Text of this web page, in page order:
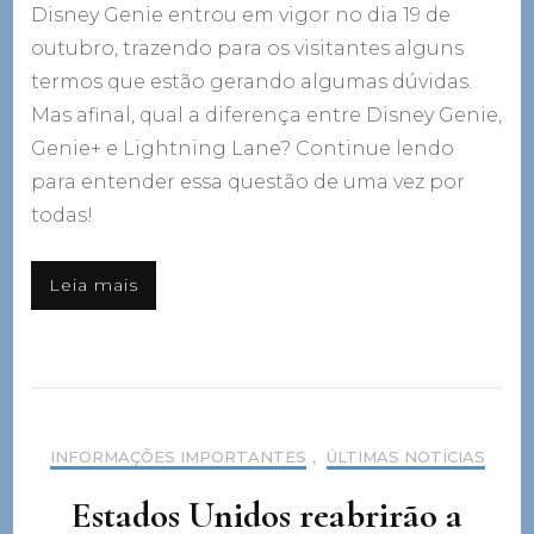
Disney Genie entrou em vigor no dia 19 de
outubro, trazendo para os visitantes alguns
termos que estão gerando algumas dúvidas.
Mas afinal, qual a diferença entre Disney Genie,
Genie+ e Lightning Lane? Continue lendo
para entender essa questão de uma vez por
todas!
Leia mais
INFORMAÇÕES IMPORTANTES , ÚLTIMAS NOTÍCIAS
Estados Unidos reabrirão a